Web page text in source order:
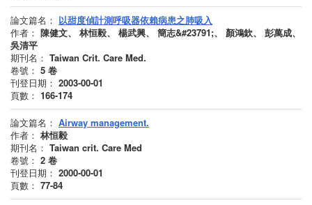
論文篇名： 以甜度偵計測呼吸器依賴病患之肺吸入
作者： 陳健文、 林恒毅、 楊武興、 簡志&#23791;、 顏鴻欽、 彭萬成、
吳清平
期刊名： Taiwan Crit. Care Med.
卷號： 5 卷
刊登日期： 2003-00-01
頁數： 166-174
論文篇名： Airway management.
作者： 林恒毅
期刊名： Taiwan crit. Care Med
卷號： 2 卷
刊登日期： 2000-00-01
頁數： 77-84